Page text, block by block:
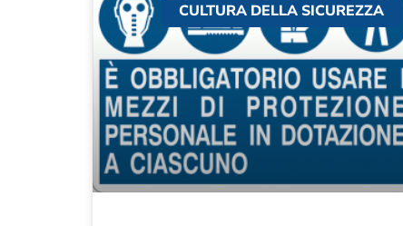
CULTURA DELLA SICUREZZA